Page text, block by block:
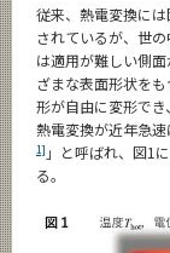
従来、熱電変換に
されているが、世
は適用が難しい側
ざまな表面形状を
形が自由に変形で
熱電変換が近年急
1] 」と呼ばれ、図1
る。